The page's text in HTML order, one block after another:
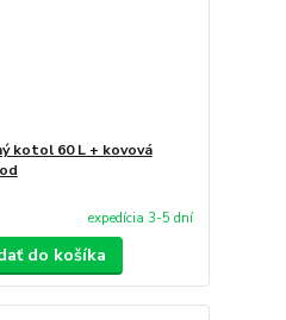
kotol 60 L + kovová
expedícia 3-5 dní
do košíka